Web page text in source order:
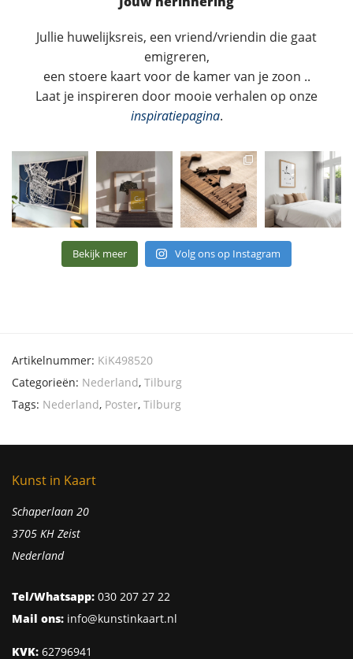
Jullie huwelijksreis, een vriend/vriendin die gaat
emigreren,
een stoere kaart voor de kamer van je zoon ..
Laat je inspireren door mooie verhalen op onze
inspiratiepagina.
Bekijk meer Volg ons op Instagram
Artikelnummer: KiK498520
Categorieën: Nederland, Tilburg
Tags: Nederland, Poster, Tilburg
Kunst in Kaart
Schaperlaan 20
3705 KH Zeist
Nederland
Tel/Whatsapp: 030 207 27 22
Mail ons: info@kunstinkaart.nl
KVK: 62796941